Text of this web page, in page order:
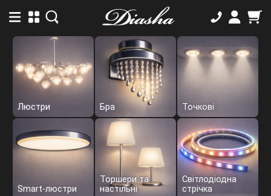
Люстри Бра Точкові
Smart-люстри
Торшери та
настільні
Світлодіодна
стрічка